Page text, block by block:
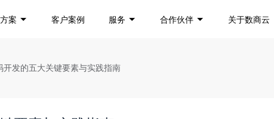
案 客户案例 服务 合作伙伴 关于数商云
开发的五大关键要素与实践指南